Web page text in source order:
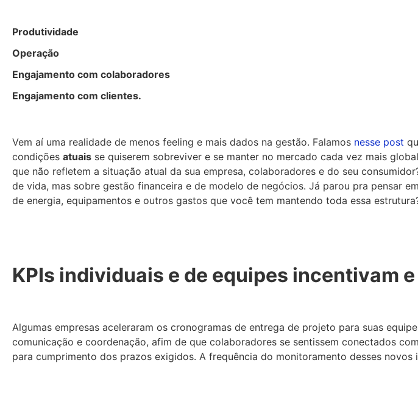
Produtividade
Operação
Engajamento com colaboradores
Engajamento com clientes.
Vem aí uma realidade de menos feeling e mais dados na gestão. Falamos nesse post
condições atuais se quiserem sobreviver e se manter no mercado cada vez mais
que não refletem a situação atual da sua empresa, colaboradores e do seu
de vida, mas sobre gestão financeira e de modelo de negócios. Já parou pra pensar
de energia, equipamentos e outros gastos que você tem mantendo toda essa
KPIs individuais e de equipes incentivam
Algumas empresas aceleraram os cronogramas de entrega de projeto para suas
comunicação e coordenação, afim de que colaboradores se sentissem conectados
para cumprimento dos prazos exigidos. A frequência do monitoramento desses